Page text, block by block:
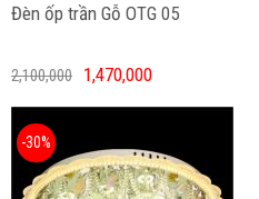
Đèn ốp trần Gỗ OTG 05
2,100,000 1,470,000
-30%